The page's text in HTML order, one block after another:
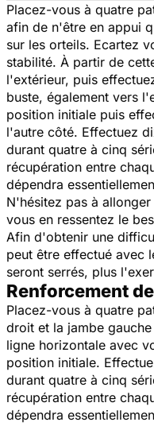
Placez-vous à quatre
afin de n'être en appui
sur les orteils. Ecartez
stabilité. À partir de
l'extérieur, puis
buste, également vers
position initiale puis
l'autre côté. Effectuez
durant quatre à cinq
récupération entre
dépendra
N'hésitez pas à
vous en ressentez le
Afin d'obtenir une
peut être effectué avec
seront serrés, plus
Renforcement
Placez-vous à quatre
droit et la jambe
ligne horizontale avec
position initiale.
durant quatre à cinq
récupération entre
dépendra